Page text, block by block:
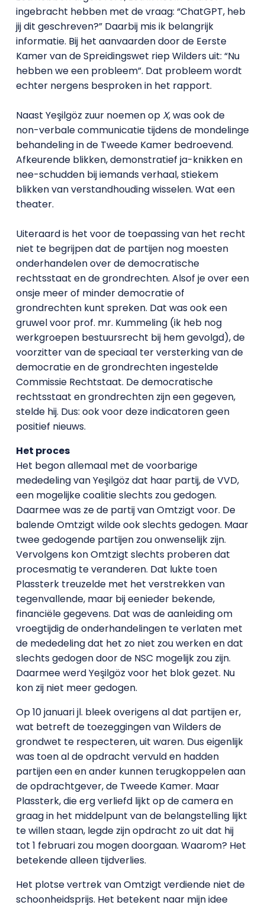
ingebracht hebben met de vraag: “ChatGPT, heb
jij dit geschreven?” Daarbij mis ik belangrijk
informatie. Bij het aanvaarden door de Eerste
Kamer van de Spreidingswet riep Wilders uit: “Nu
hebben we een probleem”. Dat probleem wordt
echter nergens besproken in het rapport.
Naast Yeşilgöz zuur noemen op X, was ook de
non-verbale communicatie tijdens de mondelinge
behandeling in de Tweede Kamer bedroevend.
Afkeurende blikken, demonstratief ja-knikken en
nee-schudden bij iemands verhaal, stiekem
blikken van verstandhouding wisselen. Wat een
theater.
Uiteraard is het voor de toepassing van het recht
niet te begrijpen dat de partijen nog moesten
onderhandelen over de democratische
rechtsstaat en de grondrechten. Alsof je over een
onsje meer of minder democratie of
grondrechten kunt spreken. Dat was ook een
gruwel voor prof. mr. Kummeling (ik heb nog
werkgroepen bestuursrecht bij hem gevolgd), de
voorzitter van de speciaal ter versterking van de
democratie en de grondrechten ingestelde
Commissie Rechtstaat. De democratische
rechtsstaat en grondrechten zijn een gegeven,
stelde hij. Dus: ook voor deze indicatoren geen
positief nieuws.
Het proces
Het begon allemaal met de voorbarige
mededeling van Yeşilgöz dat haar partij, de VVD,
een mogelijke coalitie slechts zou gedogen.
Daarmee was ze de partij van Omtzigt voor. De
balende Omtzigt wilde ook slechts gedogen. Maar
twee gedogende partijen zou onwenselijk zijn.
Vervolgens kon Omtzigt slechts proberen dat
procesmatig te veranderen. Dat lukte toen
Plassterk treuzelde met het verstrekken van
tegenvallende, maar bij eenieder bekende,
financiële gegevens. Dat was de aanleiding om
vroegtijdig de onderhandelingen te verlaten met
de mededeling dat het zo niet zou werken en dat
slechts gedogen door de NSC mogelijk zou zijn.
Daarmee werd Yeşilgöz voor het blok gezet. Nu
kon zij niet meer gedogen.
Op 10 januari jl. bleek overigens al dat partijen er,
wat betreft de toezeggingen van Wilders de
grondwet te respecteren, uit waren. Dus eigenlijk
was toen al de opdracht vervuld en hadden
partijen een en ander kunnen terugkoppelen aan
de opdrachtgever, de Tweede Kamer. Maar
Plassterk, die erg verliefd lijkt op de camera en
graag in het middelpunt van de belangstelling lijkt
te willen staan, legde zijn opdracht zo uit dat hij
tot 1 februari zou mogen doorgaan. Waarom? Het
betekende alleen tijdverlies.
Het plotse vertrek van Omtzigt verdiende niet de
schoonheidsprijs. Het betekent naar mijn idee